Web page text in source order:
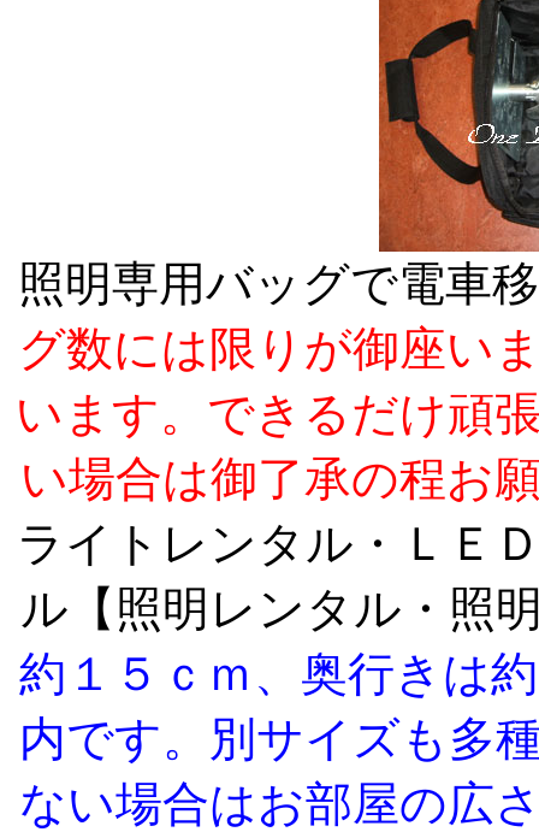
照明専用バッグで電車
グ数には限りが御座い
います。できるだけ頑
い場合は御了承の程お
ライトレンタル・ＬＥ
ル【照明レンタル・照
約１５ｃｍ、奥行きは
内です。別サイズも多
ない場合はお部屋の広